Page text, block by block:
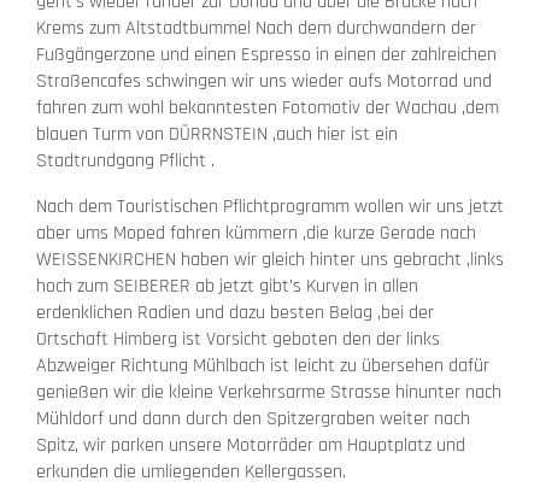
Krems zum Altstadtbummel Nach dem durchwandern der
Fußgängerzone und einen Espresso in einen der zahlreichen
Straßencafes schwingen wir uns wieder aufs Motorrad und
fahren zum wohl bekanntesten Fotomotiv der Wachau ,dem
blauen Turm von DÜRRNSTEIN ,auch hier ist ein
Stadtrundgang Pflicht .
Nach dem Touristischen Pflichtprogramm wollen wir uns jetzt
aber ums Moped fahren kümmern ,die kurze Gerade nach
WEISSENKIRCHEN haben wir gleich hinter uns gebracht ,links
hoch zum SEIBERER ab jetzt gibt’s Kurven in allen
erdenklichen Radien und dazu besten Belag ,bei der
Ortschaft Himberg ist Vorsicht geboten den der links
Abzweiger Richtung Mühlbach ist leicht zu übersehen dafür
genießen wir die kleine Verkehrsarme Strasse hinunter nach
Mühldorf und dann durch den Spitzergraben weiter nach
Spitz, wir parken unsere Motorräder am Hauptplatz und
erkunden die umliegenden Kellergassen.